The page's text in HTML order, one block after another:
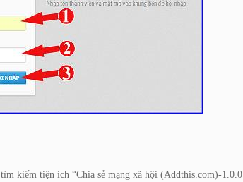
tìm kiếm tiện ích “Chia sẻ mạng xã hội (Addthis.com)-1.0.0